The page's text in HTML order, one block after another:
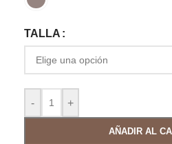
TALLA
- +
AÑADIR AL